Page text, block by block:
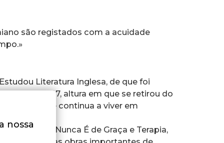
são registados com a acuidade
Literatura Inglesa, de que foi
1960 e 1987, altura em que se retirou do
continua a viver em
Almoço Nunca É de Graça e Terapia,
nossa